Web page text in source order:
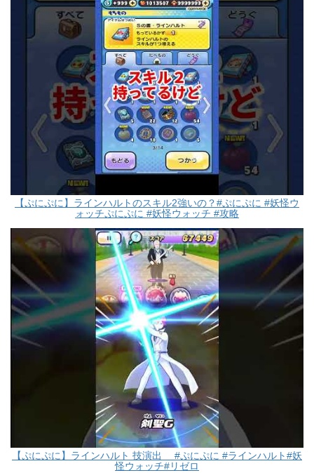
【ぷにぷに】ラインハルトのスキル2強いの？#ぷにぷに #妖怪ウ
ォッチぷにぷに #妖怪ウォッチ #攻略
【ぷにぷに】ラインハルト 技演出 #ぷにぷに #ラインハルト#妖
怪ウォッチ#リゼロ